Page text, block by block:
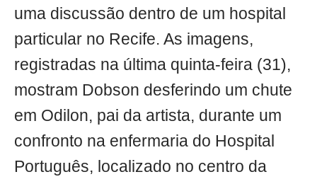
uma discussão dentro de um hospital
particular no Recife. As imagens,
registradas na última quinta-feira (31),
mostram Dobson desferindo um chute
em Odilon, pai da artista, durante um
confronto na enfermaria do Hospital
Português, localizado no centro da